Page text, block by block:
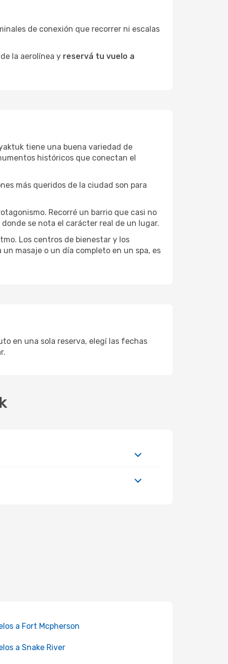
de conexión que recorrer ni escalas
la aerolínea y reservá tu vuelo a
tiene una buena variedad de
históricos que conectan el
más queridos de la ciudad son para
Recorré un barrio que casi no
se nota el carácter real de un lugar.
Los centros de bienestar y los
masaje o un día completo en un spa, es
en una sola reserva, elegí las fechas
a Fort Mcpherson
a Snake River